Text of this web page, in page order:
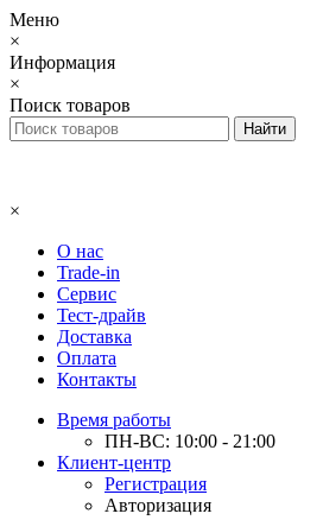
Меню
×
Информация
×
Поиск товаров
×
О нас
Trade-in
Сервис
Тест-драйв
Доставка
Оплата
Контакты
Время работы
ПН-ВС: 10:00 - 21:00
Клиент-центр
Регистрация
Авторизация